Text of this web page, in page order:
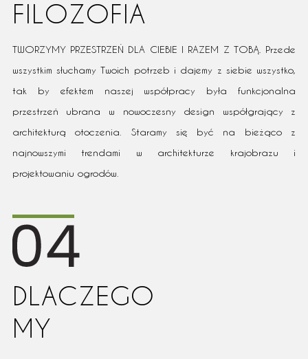
FILOZOFIA
TWORZYMY PRZESTRZEŃ DLA CIEBIE I RAZEM Z TOBĄ. Przede
wszystkim słuchamy Twoich potrzeb i dajemy z siebie wszystko,
tak by efektem naszej współpracy była funkcjonalna
przestrzeń ubrana w nowoczesny design współgrający z
architekturą otoczenia. Staramy się być na bieżąco z
najnowszymi trendami w architekturze krajobrazu i
projektowaniu ogrodów.
DLACZEGO
MY